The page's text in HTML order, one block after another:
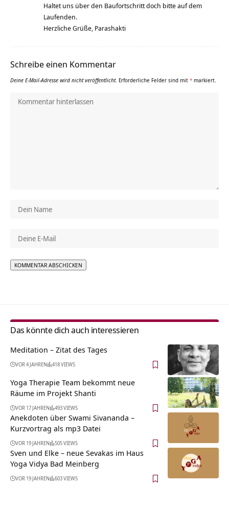
Haltet uns über den Baufortschritt doch bitte auf dem
Laufenden.
Herzliche Grüße, Parashakti
Schreibe einen Kommentar
Deine E-Mail-Adresse wird nicht veröffentlicht. Erforderliche Felder sind mit * markiert.
Das könnte dich auch interessieren
Meditation – Zitat des Tages
VOR 4 JAHREN 418 VIEWS
Yoga Therapie Team bekommt neue
Räume im Projekt Shanti
VOR 17 JAHREN 493 VIEWS
Anekdoten über Swami Sivananda –
Kurzvortrag als mp3 Datei
VOR 19 JAHREN 505 VIEWS
Sven und Elke – neue Sevakas im Haus
Yoga Vidya Bad Meinberg
VOR 19 JAHREN 603 VIEWS